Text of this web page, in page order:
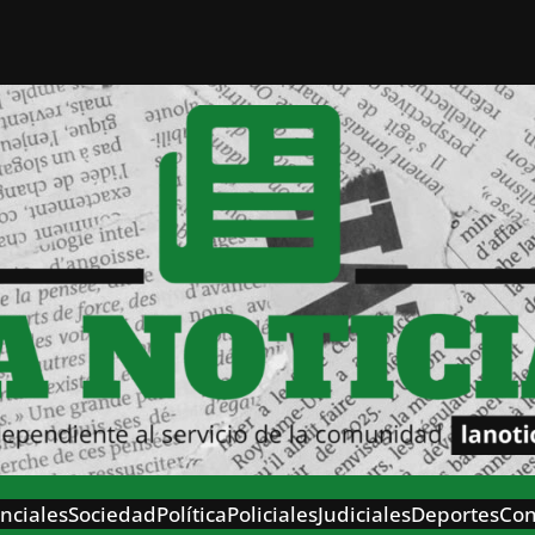
SociedadPolíticaPolicialesJudicialesDeportes